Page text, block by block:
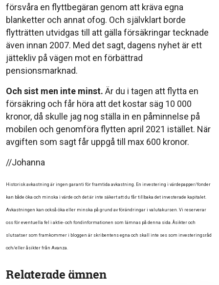
försvåra en flyttbegäran genom att kräva egna
blanketter och annat ofog. Och självklart borde
flytträtten utvidgas till att gälla försäkringar tecknade
även innan 2007. Med det sagt, dagens nyhet är ett
jättekliv på vägen mot en förbättrad
pensionsmarknad.
Och sist men inte minst. Är du i tagen att flytta en
försäkring och får höra att det kostar säg 10 000
kronor, då skulle jag nog ställa in en påminnelse på
mobilen och genomföra flytten april 2021 istället. När
avgiften som sagt får uppgå till max 600 kronor.
//Johanna
Historisk avkastning är ingen garanti för framtida avkastning. En investering i värdepapper/fonder
kan både öka och minska i värde och det är inte säkert att du får tillbaka det investerade kapitalet.
Avkastningen kan också öka eller minska på grund av förändringar i valutakursen. Vi reserverar
oss för eventuella fel i aktie- och fondinformationen som lämnas på denna sida. Åsikter och
slutsatser som framkommer i bloggen är skribentens egna och skall inte ses som investeringsråd
och/eller åsikter från Avanza.
Relaterade ämnen